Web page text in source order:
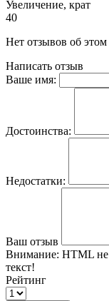
Увеличение, крат
40
Нет отзывов об этом
Написать отзыв
Ваше имя:
Достоинства:
Недостатки:
Ваш отзыв
Внимание: HTML не
текст!
Рейтинг